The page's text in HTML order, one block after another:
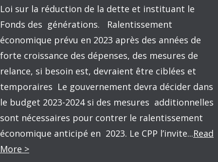
Loi sur la réduction de la dette et instituant le
Fonds des générations. Ralentissement
économique prévu en 2023 après des années de
forte croissance des dépenses, des mesures de
relance, si besoin est, devraient être ciblées et
temporaires Le gouvernement devra décider dans
le budget 2023-2024 si des mesures additionnelles
sont nécessaires pour contrer le ralentissement
économique anticipé en 2023. Le CPP l’invite...Read
More >